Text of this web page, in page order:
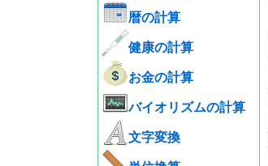
暦の計算
健康の計算
お金の計算
バイオリズムの計算
文字変換